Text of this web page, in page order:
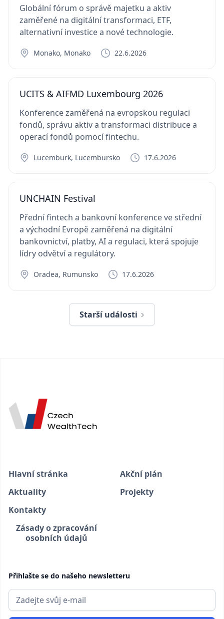
Globální fórum o správě majetku a aktiv
zaměřené na digitální transformaci, ETF,
alternativní investice a nové technologie.
Monako, Monako 22.6.2026
UCITS & AIFMD Luxembourg 2026
Konference zaměřená na evropskou regulaci
fondů, správu aktiv a transformaci distribuce a
operací fondů pomocí fintechu.
Lucemburk, Lucembursko 17.6.2026
UNCHAIN Festival
Přední fintech a bankovní konference ve střední
a východní Evropě zaměřená na digitální
bankovnictví, platby, AI a regulaci, která spojuje
lídry odvětví a regulátory.
Oradea, Rumunsko 17.6.2026
Starší události
Hlavní stránka
Akční plán
Aktuality
Projekty
Kontakty
Zásady o zpracování
osobních údajů
Přihlašte se do našeho newsletteru